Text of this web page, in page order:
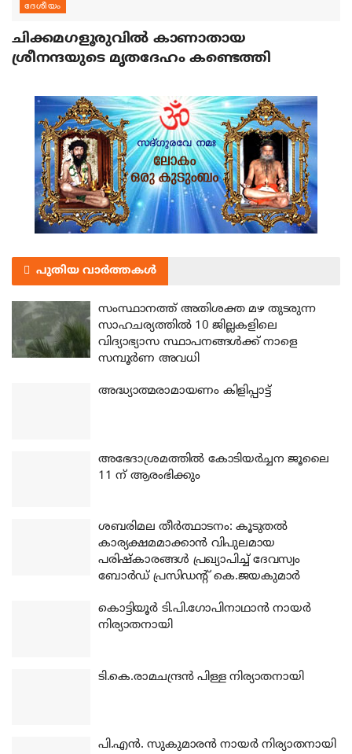
ദേശീയം
ചിക്കമഗളൂരുവില്‍ കാണാതായ
ശ്രീനന്ദയുടെ മൃതദേഹം കണ്ടെത്തി
പുതിയ വാർത്തകൾ
സംസ്ഥാനത്ത് അതിശക്ത മഴ തുടരുന്ന
സാഹചര്യത്തിൽ 10 ജില്ലകളിലെ
വിദ്യാഭ്യാസ സ്ഥാപനങ്ങൾക്ക് നാളെ
സമ്പൂർണ അവധി
അദ്ധ്യാത്മരാമായണം കിളിപ്പാട്ട്
അഭേദാശ്രമത്തില്‍ കോടിയര്‍ച്ചന ജൂലൈ
11 ന് ആരംഭിക്കും
ശബരിമല തീര്‍ത്ഥാടനം: കൂടുതല്‍
കാര്യക്ഷമമാക്കാന്‍ വിപുലമായ
പരിഷ്‌കാരങ്ങള്‍ പ്രഖ്യാപിച്ച് ദേവസ്വം
ബോര്‍ഡ് പ്രസിഡന്റ് കെ.ജയകുമാര്‍
കൊട്ടിയൂര്‍ ടി.പി.ഗോപിനാഥാന്‍ നായര്‍
നിര്യാതനായി
ടി.കെ.രാമചന്ദ്രന്‍ പിള്ള നിര്യാതനായി
പി.എന്‍. സുകുമാരന്‍ നായര്‍ നിര്യാതനായി